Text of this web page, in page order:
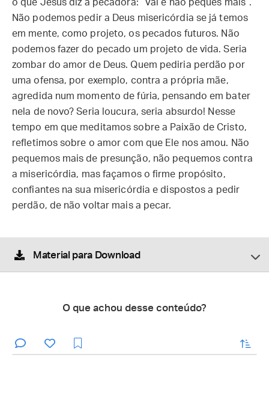
o que Jesus diz à pecadora: “Vai e não peques mais”.
Não podemos pedir a Deus misericórdia se já temos
em mente, como projeto, os pecados futuros. Não
podemos fazer do pecado um projeto de vida. Seria
zombar do amor de Deus. Quem pediria perdão por
uma ofensa, por exemplo, contra a própria mãe,
agredida num momento de fúria, pensando em bater
nela de novo? Seria loucura, seria absurdo! Nesse
tempo em que meditamos sobre a Paixão de Cristo,
refletimos sobre o amor com que Ele nos amou. Não
pequemos mais de presunção, não pequemos contra
a misericórdia, mas façamos o firme propósito,
confiantes na sua misericórdia e dispostos a pedir
perdão, de não voltar mais a pecar.
Material para Download
O que achou desse conteúdo?
enviar